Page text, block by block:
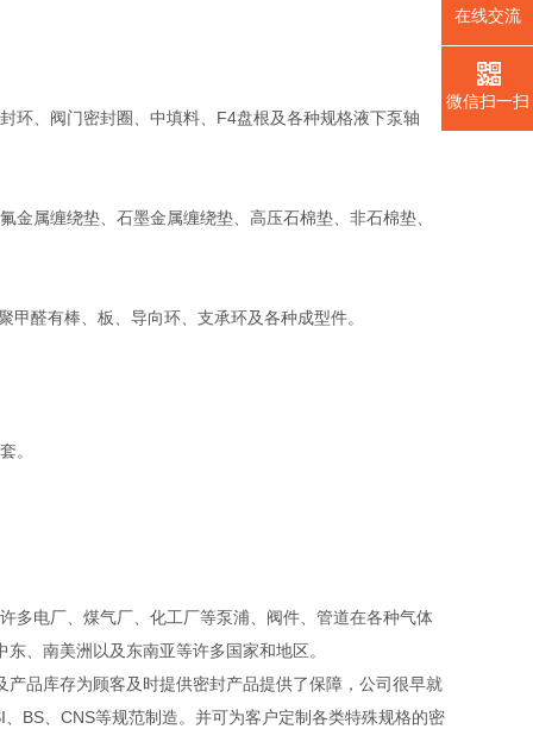
、阀门密封圈、中填料、F4盘根及各种规格液下泵轴
属缠绕垫、石墨金属缠绕垫、高压石棉垫、非石棉垫、
醛有棒、板、导向环、支承环及各种成型件。
。
电厂、煤气厂、化工厂等泵浦、阀件、管道在各种气体
东、南美洲以及东南亚等许多国家和地区。
品库存为顾客及时提供密封产品提供了保障，公司很早就
BS、CNS等规范制造。并可为客户定制各类特殊规格的密
在线交流
微信扫一扫